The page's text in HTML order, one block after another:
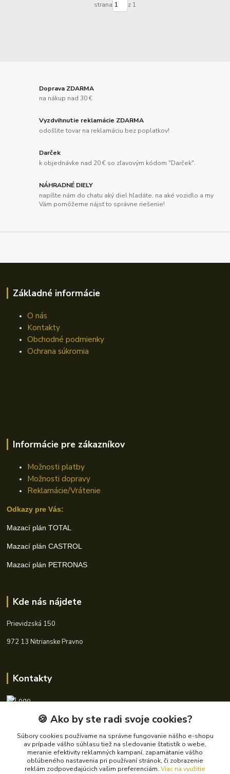
strana z 1
Doprava ZDARMA
na nákup nad 30 €
Vyzdvihnutie reklamácie ZDARMA
odošlite tovar na reklamáciu bez poplatkov!
Darček
k objednávke nad 20 € so zľavovým kódom "Darček".
NÁHRADNÉ DIELY
napíšte nám do chatu aký diel hľadáte, na aké vozidlo a my
Vám pomôžeme nájsť to správne riešenie!
Základné informácie
O nás
Kontakty
Obchodné podmienky
Ochrana súkromia
Informácie pre zákazníkov
Možnosti platby
Možnosti dopravy
Reklamácie/Vrátenie
Odkazy pre Vás:
Mazací plán TOTAL
Mazací plán CASTROL
Mazací plán PETRONAS
Kde nás nájdete
Prievidzská 150
972 13 Nitrianske Pravno
Kontakty
+421 940 621 185
info@autoking.sk
🍪 Ako by ste radi svoje cookies?
Súbory cookies používame na správne fungovanie nášho e-shopu
av prípade vášho súhlasu tiež na sledovanie štatistík o webe,
meranie efektivity reklamných kampaní, zapamätanie vášho
obľúbeného nastavenia pri používaní stránok, či zobrazenie
reklám zodpovedajúcich vašim preferenciám. Viac na využitie